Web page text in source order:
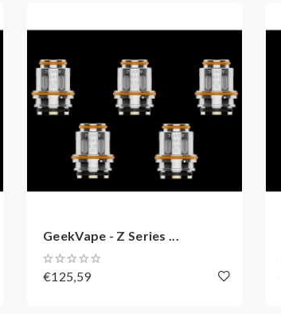
GeekVape - Z Series ...
€125,59